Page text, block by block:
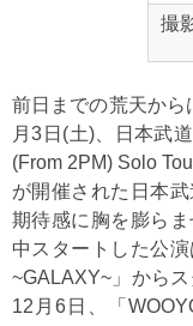
撮
前日までの荒天か
月3日(土)、日本武
(From 2PM) Solo
が開催された日本
期待感に胸を膨ら
中スタートした公
~GALAXY~」から
12月6日、「